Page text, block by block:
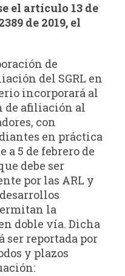
el artículo 13 de
de 2019, el
de
del SGRL en
incorporará al
de afiliación al
con
en práctica
a 5 de febrero de
debe ser
por las ARL y
la
doble vía. Dicha
ser reportada por
y plazos